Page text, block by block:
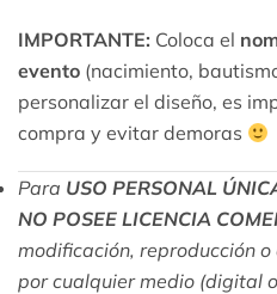
IMPORTANTE: Coloca el
evento (nacimiento,
personalizar el diseño, es
compra y evitar demoras
Para USO PERSONAL
NO POSEE LICENCIA
modificación, reproducción
por cualquier medio (digital